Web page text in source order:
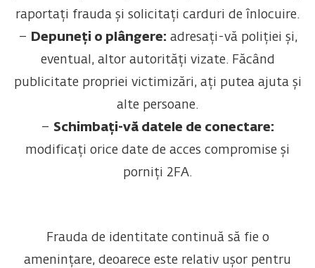
raportați frauda și solicitați carduri de înlocuire.
–
Depuneți o plângere: adresați-vă poliției și,
eventual, altor autorități vizate. Făcând
publicitate propriei victimizări, ați putea ajuta și
alte persoane.
– Schimbați-vă datele de conectare:
modificați orice date de acces compromise și
porniți 2FA.
Frauda de identitate continuă să fie o
amenințare, deoarece este relativ ușor pentru